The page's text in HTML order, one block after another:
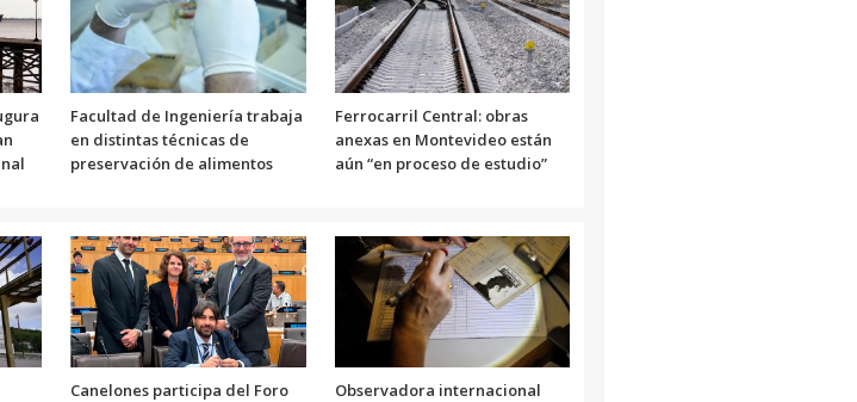
Facultad de Ingeniería trabaja
en distintas técnicas de
preservación de alimentos
Ferrocarril Central: obras
anexas en Montevideo están
aún “en proceso de estudio”
Canelones participa del Foro Observadora internacional